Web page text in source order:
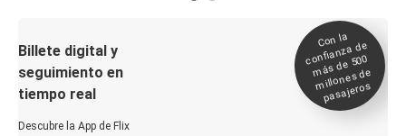
Billete digital y
seguimiento en
tiempo real
Descubre la App de Flix
Con la
confianza de
más de 500
millones de
pasajeros